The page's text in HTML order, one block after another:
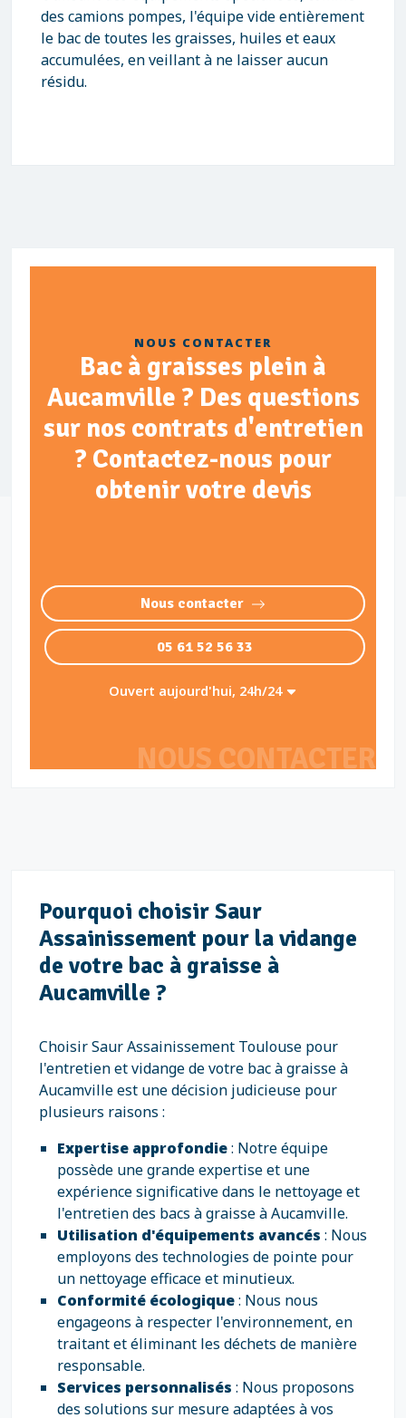
des camions pompes, l'équipe vide entièrement
le bac de toutes les graisses, huiles et eaux
accumulées, en veillant à ne laisser aucun
résidu.
NOUS CONTACTER
NOUS CONTACTER
Bac à graisses plein à
Aucamville ? Des questions
sur nos contrats d'entretien
? Contactez-nous pour
obtenir votre devis
Nous contacter
05 61 52 56 33
Ouvert aujourd'hui, 24h/24
Pourquoi choisir Saur
Assainissement pour la vidange
de votre bac à graisse à
Aucamville ?
Choisir Saur Assainissement Toulouse pour
l'entretien et vidange de votre bac à graisse à
Aucamville est une décision judicieuse pour
plusieurs raisons :
Expertise approfondie: Notre équipe
possède une grande expertise et une
expérience significative dans le nettoyage et
l'entretien des bacs à graisse à Aucamville.
Utilisation d'équipements avancés : Nous
employons des technologies de pointe pour
un nettoyage efficace et minutieux.
Conformité écologique: Nous nous
engageons à respecter l'environnement, en
traitant et éliminant les déchets de manière
responsable.
Services personnalisés : Nous proposons
des solutions sur mesure adaptées à vos